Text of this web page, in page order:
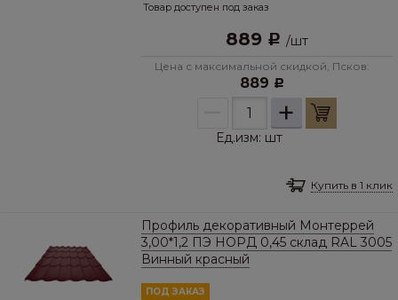
Товар доступен под заказ
889 Р /шт
Цена с максимальной скидкой, Псков:
889 Р
+
Ед.изм: шт
Купить в 1 клик
Профиль декоративный Монтеррей
3,00*1,2 ПЭ НОРД 0,45 cклад RAL 3005
Винный красный
ПОД ЗАКАЗ